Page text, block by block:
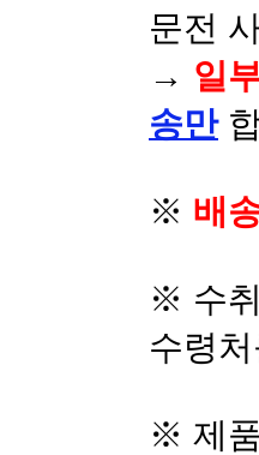
문전
→ 일
송만
※ 배
※ 수
수령
※ 제